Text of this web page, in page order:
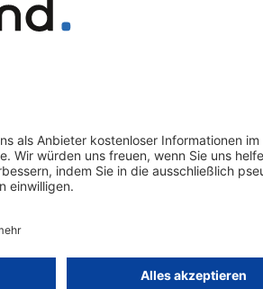
in Verbraucherverträgen
in
Einschätzung von